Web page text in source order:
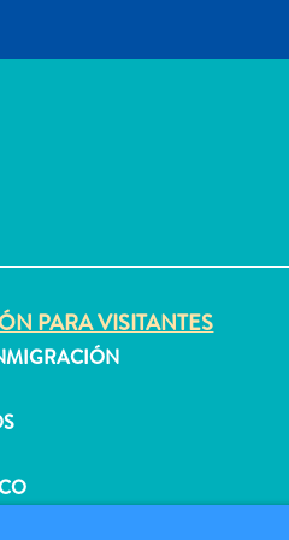
PARA VISITANTES